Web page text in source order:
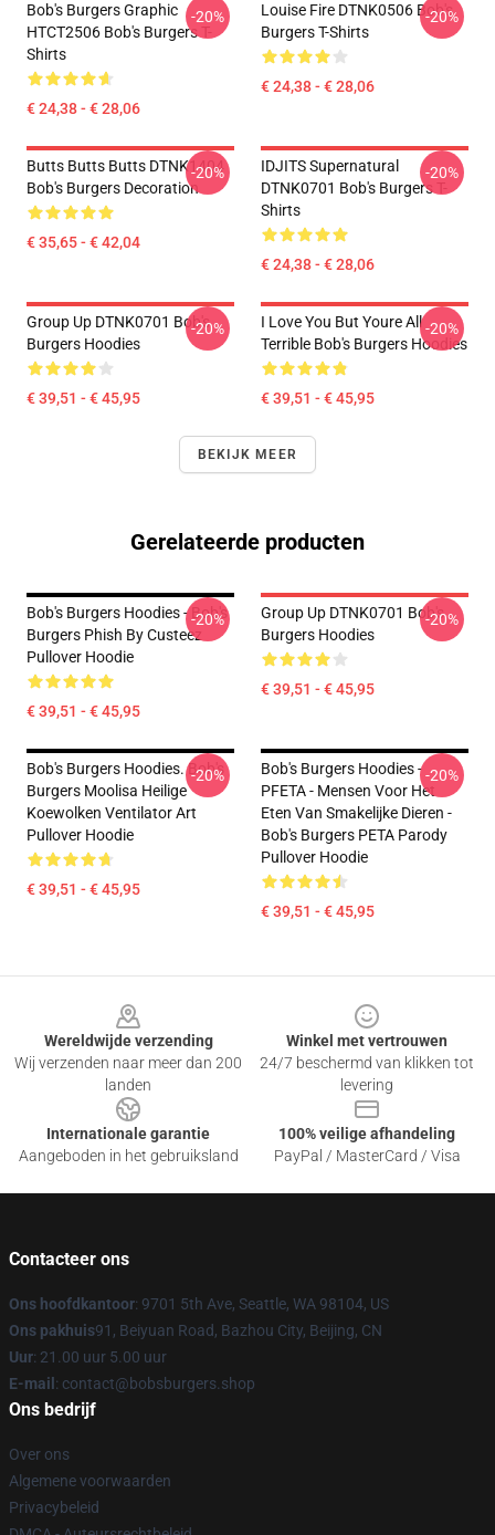
Bob's Burgers Graphic
HTCT2506 Bob's Burgers T-
Shirts
€ 24,38 - € 28,06
-20%
Louise Fire DTNK0506 Bob's
Burgers T-Shirts
€ 24,38 - € 28,06
-20%
Butts Butts Butts DTNK1404
Bob's Burgers Decoration
€ 35,65 - € 42,04
-20%
IDJITS Supernatural
DTNK0701 Bob's Burgers T-
Shirts
€ 24,38 - € 28,06
-20%
Group Up DTNK0701 Bob's
Burgers Hoodies
€ 39,51 - € 45,95
-20%
I Love You But Youre All
Terrible Bob's Burgers Hoodies
€ 39,51 - € 45,95
-20%
BEKIJK MEER
Gerelateerde producten
Bob's Burgers Hoodies - Bob's
Burgers Phish By Custeez
Pullover Hoodie
€ 39,51 - € 45,95
-20%
Group Up DTNK0701 Bob's
Burgers Hoodies
€ 39,51 - € 45,95
-20%
Bob's Burgers Hoodies. Bob's
Burgers Moolisa Heilige
Koewolken Ventilator Art
Pullover Hoodie
€ 39,51 - € 45,95
-20%
Bob's Burgers Hoodies -
PFETA - Mensen Voor Het
Eten Van Smakelijke Dieren -
Bob's Burgers PETA Parody
Pullover Hoodie
€ 39,51 - € 45,95
-20%
Wereldwijde verzending
Wij verzenden naar meer dan 200
landen
Winkel met vertrouwen
24/7 beschermd van klikken tot
levering
Internationale garantie
Aangeboden in het gebruiksland
100% veilige afhandeling
PayPal / MasterCard / Visa
Contacteer ons
Ons hoofdkantoor: 9701 5th Ave, Seattle, WA 98104, US
Ons pakhuis91, Beiyuan Road, Bazhou City, Beijing, CN
Uur: 21.00 uur 5.00 uur
E-mail : contact@bobsburgers.shop
Ons bedrijf
Over ons
Algemene voorwaarden
Privacybeleid